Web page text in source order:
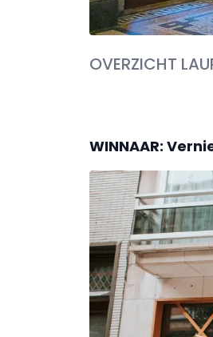
OVERZICHT
WINNAAR: